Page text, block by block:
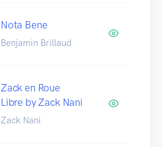
Nota Bene
Benjamin Brillaud
Zack en Roue
Libre by Zack Nani
Zack Nani